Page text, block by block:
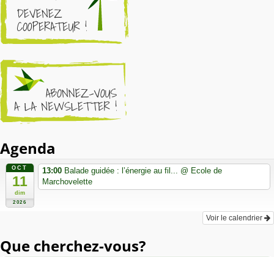
Agenda
OCT
11
dim
2026
13:00 Balade guidée : l’énergie au fil... @ Ecole de
Marchovelette
Voir le calendrier
Que cherchez-vous?